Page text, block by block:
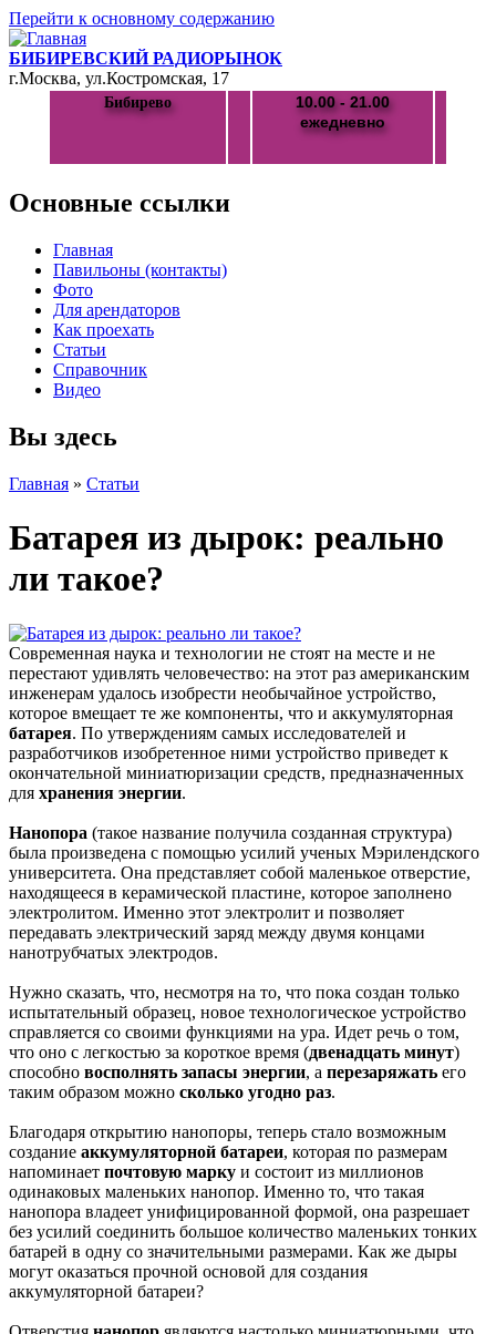
Перейти к основному содержанию
БИБИРЕВСКИЙ РАДИОРЫНОК
г.Москва, ул.Костромская, 17
Бибирево
10.00 - 21.00
ежедневно
Основные ссылки
Главная
Павильоны (контакты)
Фото
Для арендаторов
Как проехать
Статьи
Справочник
Видео
Вы здесь
Главная » Статьи
Батарея из дырок: реально
ли такое?
Современная наука и технологии не стоят на месте и не
перестают удивлять человечество: на этот раз американским
инженерам удалось изобрести необычайное устройство,
которое вмещает те же компоненты, что и аккумуляторная
батарея. По утверждениям самых исследователей и
разработчиков изобретенное ними устройство приведет к
окончательной миниатюризации средств, предназначенных
для хранения энергии.
Нанопора (такое название получила созданная структура)
была произведена с помощью усилий ученых Мэрилендского
университета. Она представляет собой маленькое отверстие,
находящееся в керамической пластине, которое заполнено
электролитом. Именно этот электролит и позволяет
передавать электрический заряд между двумя концами
нанотрубчатых электродов.
Нужно сказать, что, несмотря на то, что пока создан только
испытательный образец, новое технологическое устройство
справляется со своими функциями на ура. Идет речь о том,
что оно с легкостью за короткое время (двенадцать минут)
способно восполнять запасы энергии, а перезаряжать его
таким образом можно сколько угодно раз.
Благодаря открытию нанопоры, теперь стало возможным
создание аккумуляторной батареи, которая по размерам
напоминает почтовую марку и состоит из миллионов
одинаковых маленьких нанопор. Именно то, что такая
нанопора владеет унифицированной формой, она разрешает
без усилий соединить большое количество маленьких тонких
батарей в одну со значительными размерами. Как же дыры
могут оказаться прочной основой для создания
аккумуляторной батареи?